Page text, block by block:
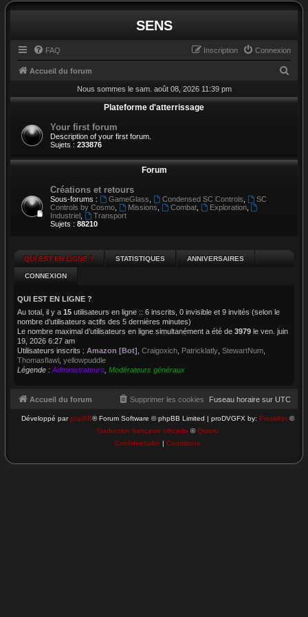
SENS
FAQ Connexion
Inscription
Accueil du forum
c
Nous sommes le sam. août 08, 2026 11:39 pm
Plateforme d'atterrissage
Your first forum
Description of your first forum.
Sujets : 233876
Forum
Créations et retours
Sous-forums : GameGlass Condensed SC Controls
SC
Controls by Cosmo
Missions Combat, Exploration,
Industriel
Transport
Sujets : 88210
QUI EST EN LIGNE ? STATISTIQUES ANNIVERSAIRES
CONNEXION
QUI EST EN LIGNE ?
Au total, il y a 15 utilisateurs en ligne :: 6 inscrits, 0 invisible et 9 invités (selon le
nombre d’utilisateurs actifs des 5 dernières minutes)
Le nombre maximal d’utilisateurs en ligne simultanément a été de 3979 le ven. juin
19, 2026 6:27 am
Utilisateurs inscrits : Amazon [Bot] Craigoxich Patricklatly StewartNum
Thomasflawl yellowpuddle
Légende : Administrateurs Modérateurs généraux
Accueil du forum Fuseau horaire sur UTC
Supprimer les cookies
Développé parphpBB® Forum Software © phpBB Limited | proDVGFX by: Prosk8er©
Traduction française officielle ©Qiaeru
Confidentialité | Conditions